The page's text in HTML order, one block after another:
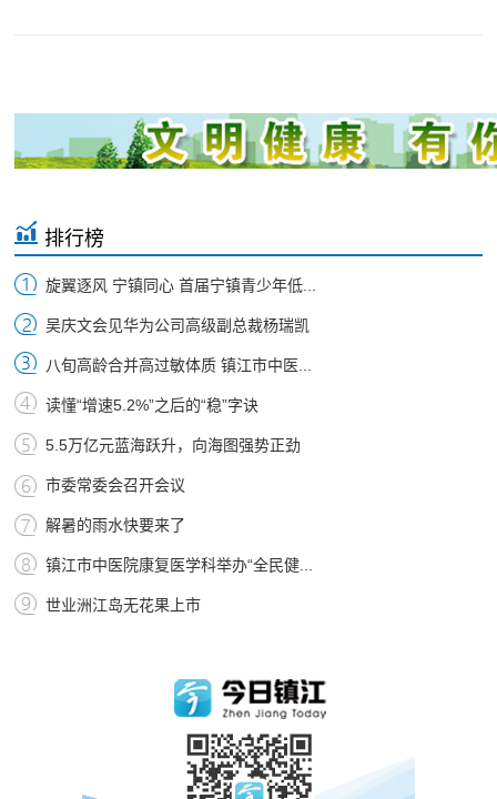
排行榜
旋翼逐风 宁镇同心 首届宁镇青少年低...
吴庆文会见华为公司高级副总裁杨瑞凯
八旬高龄合并高过敏体质 镇江市中医...
读懂“增速5.2%”之后的“稳”字诀
5.5万亿元蓝海跃升，向海图强势正劲
市委常委会召开会议
解暑的雨水快要来了
镇江市中医院康复医学科举办“全民健...
世业洲江岛无花果上市